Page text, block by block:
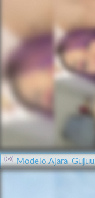
Modelo Ajara_Gujuu